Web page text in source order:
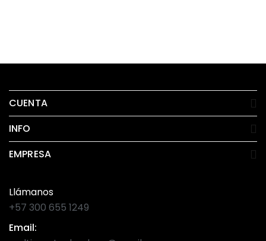
CUENTA
INFO
EMPRESA
Llámanos
+57 300 655 1249
Email: